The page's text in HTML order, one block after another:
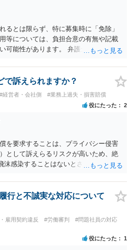
家庭の事情」が正当な辞退理由になる
す。介護、転居、健康問題など、活動
情があるかが重要です。 未成年であれ
ったか、契約期間・活動義務・中途辞
明されていたかも確認すべきです。 現
めず、契約書、募集記事、LINE等を保
、根拠資料の明示を求めるのがよいと
談することをおすすめします。
るとは限らず、特に募集時に「免除」
等については、負担合意の有無や記載
可能性があります。 弁護士対応を示唆
す。
で訴えられますか？
#経営者・会社側 #業務上過失・損害賠償
役にたった 2
を要求することは、プライバシー侵害
として訴えらるリスクが高いため、絶
沫感染することはないとされています。
して会社に相談されることをお勧めし
行と不誠実な対応について
雇用契約違反 #労働審判
#問題社員の対応
役にたった 1